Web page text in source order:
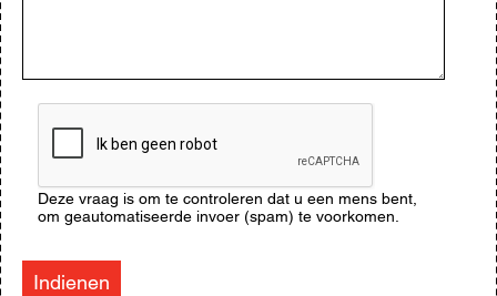
Deze vraag is om te controleren dat u een mens bent,
om geautomatiseerde invoer (spam) te voorkomen.
Indienen